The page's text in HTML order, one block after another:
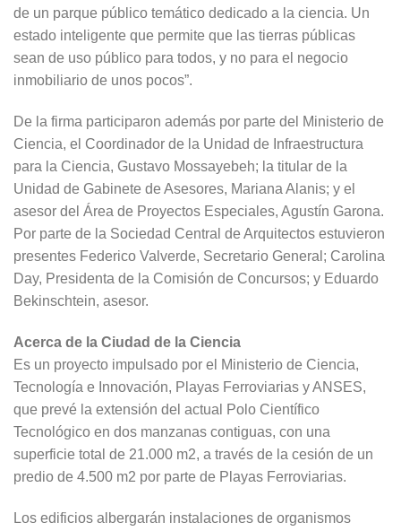
de un parque público temático dedicado a la ciencia. Un
estado inteligente que permite que las tierras públicas
sean de uso público para todos, y no para el negocio
inmobiliario de unos pocos”.
De la firma participaron además por parte del Ministerio de
Ciencia, el Coordinador de la Unidad de Infraestructura
para la Ciencia, Gustavo Mossayebeh; la titular de la
Unidad de Gabinete de Asesores, Mariana Alanis; y el
asesor del Área de Proyectos Especiales, Agustín Garona.
Por parte de la Sociedad Central de Arquitectos estuvieron
presentes Federico Valverde, Secretario General; Carolina
Day, Presidenta de la Comisión de Concursos; y Eduardo
Bekinschtein, asesor.
Acerca de la Ciudad de la Ciencia
Es un proyecto impulsado por el Ministerio de Ciencia,
Tecnología e Innovación, Playas Ferroviarias y ANSES,
que prevé la extensión del actual Polo Científico
Tecnológico en dos manzanas contiguas, con una
superficie total de 21.000 m2, a través de la cesión de un
predio de 4.500 m2 por parte de Playas Ferroviarias.
Los edificios albergarán instalaciones de organismos